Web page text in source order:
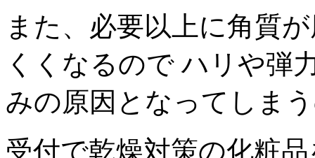
また、必要以上に角質
くくなるので ハリや弾
みの原因となってしま
受付で乾燥対策の化粧